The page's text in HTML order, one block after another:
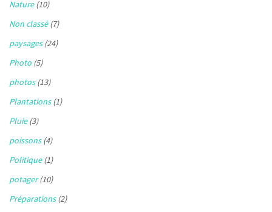
Nature(10)
Non classé(7)
paysages(24)
Photo (5)
photos(13)
Plantations(1)
Pluie(3)
poissons(4)
Politique(1)
potager(10)
Préparations(2)